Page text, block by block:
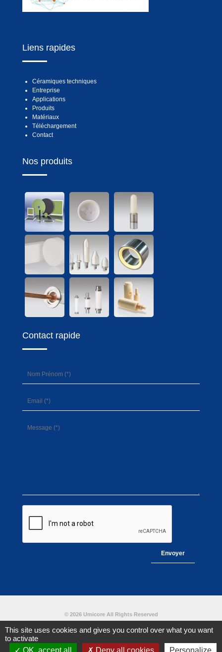
Liens rapides
Céramiques techniques
Entreprise
Applications
Produits
Matériaux
Téléchargement
Contact
Nos produits
Contact rapide
© 2026 Umicore All Rights Reserved
Céramiques techniques Mentions légales
Plan du site
This site uses cookies and gives you control over what you want
to activate
OK, accept all
Deny all cookies Personalize